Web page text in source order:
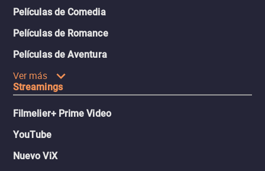
Películas de Comedia
Películas de Romance
Películas de Aventura
Ver más
Streamings
Filmelier+ Prime Video
YouTube
Nuevo ViX